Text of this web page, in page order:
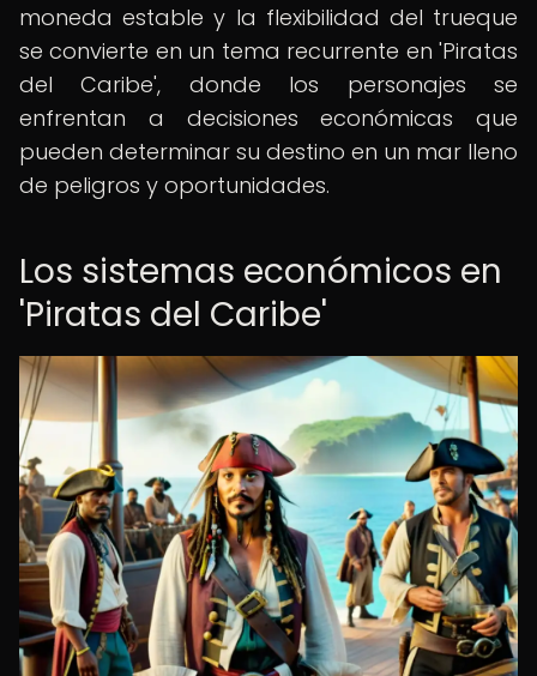
moneda estable y la flexibilidad del trueque
se convierte en un tema recurrente en 'Piratas
del Caribe', donde los personajes se
enfrentan a decisiones económicas que
pueden determinar su destino en un mar lleno
de peligros y oportunidades.
Los sistemas económicos en
'Piratas del Caribe'